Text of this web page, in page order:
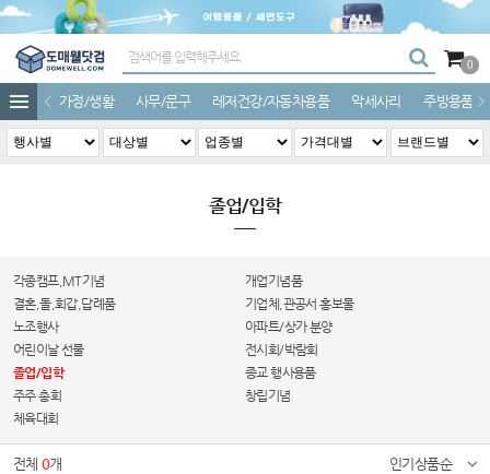
0
가정/생활 사무/문구 레저건강/자동차용품 악세사리 주방용품
졸업/입학
각종캠프,MT기념
개업기념품
결혼,돌,회갑,답례품
기업체,관공서 홍보물
노조행사
아파트/상가 분양
어린이날 선물
전시회/박람회
졸업/입학
종교 행사용품
주주 총회
창립기념
체육대회
전체0개 인기상품순